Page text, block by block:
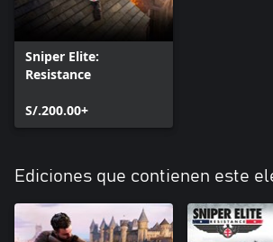
Sniper Elite:
Resistance
S/.200.00+
Ediciones que contienen este